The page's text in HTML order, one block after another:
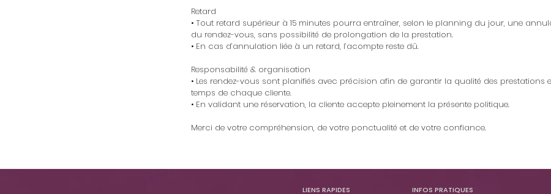
Retard
• Tout retard supérieur à 15 minutes pourra entraîner, selon le planning du jour, une
du rendez-vous, sans possibilité de prolongation de la prestation.
• En cas d’annulation liée à un retard, l’acompte reste dû.
Responsabilité & organisation
• Les rendez-vous sont planifiés avec précision afin de garantir la qualité des prestations
temps de chaque cliente.
• En validant une réservation, la cliente accepte pleinement la présente politique.
Merci de votre compréhension, de votre ponctualité et de votre confiance.
LIENS RAPIDES INFOS PRATIQUES​